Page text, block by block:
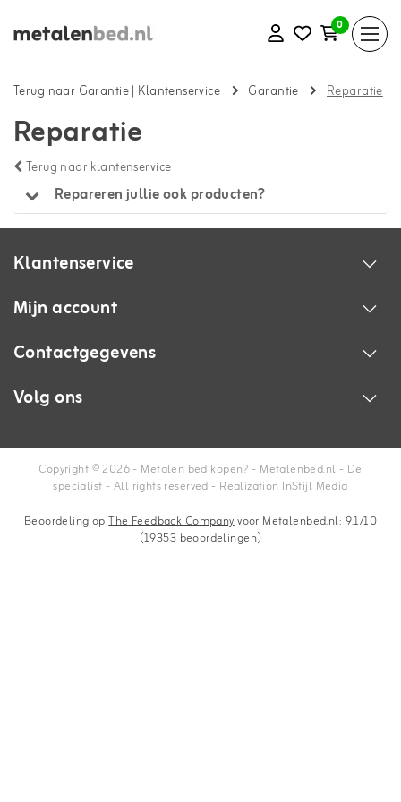
0
Terug naar Garantie| Klantenservice Garantie Reparatie
Reparatie
Terug naar klantenservice
Repareren jullie ook producten?
Klantenservice
Mijn account
Contactgegevens
Volg ons
Copyright © 2026 - Metalen bed kopen? - Metalenbed.nl - De
specialist - All rights reserved - RealizationInStijl Media
Beoordeling opThe Feedback Companyvoor Metalenbed.nl: 9.1/10
(19353 beoordelingen)